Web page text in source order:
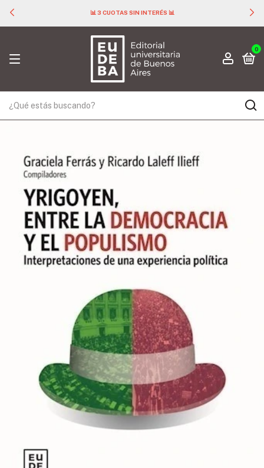
📊 3 CUOTAS SIN INTERÉS 📊
0